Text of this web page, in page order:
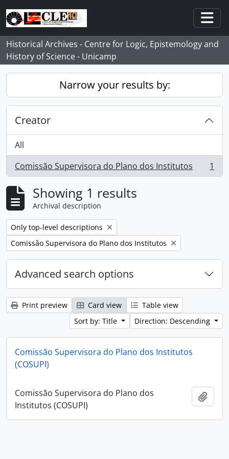
Skip to main content
Historical Archives - Centre for Logic, Epistemology and
History of Science - Unicamp
Narrow your results by:
Creator
All
Comissão Supervisora do Plano dos Institutos
, 1 results 1
Showing 1 results
Archival description
Remove filter:
Only top-level descriptions
Remove filter:
Comissão Supervisora do Plano dos Institutos
Advanced search options
Print preview Card view
Table view
Sort by: Title
Direction: Descending
Comissão Supervisora do Plano dos Institutos
(COSUPI)
Comissão Supervisora do Plano dos
Institutos (COSUPI)